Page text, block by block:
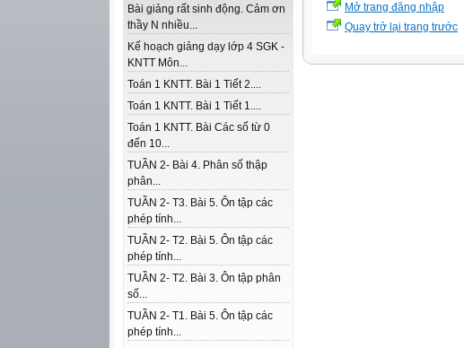
Bài giảng rất sinh động. Cảm ơn
thầy N nhiều...
Kế hoạch giảng dạy lớp 4 SGK -
KNTT Môn...
Toán 1 KNTT. Bài 1 Tiết 2....
Toán 1 KNTT. Bài 1 Tiết 1....
Toán 1 KNTT. Bài Các số từ 0
đến 10...
TUẦN 2- Bài 4. Phân số thập
phân...
TUẦN 2- T3. Bài 5. Ôn tập các
phép tính...
TUẦN 2- T2. Bài 5. Ôn tập các
phép tính...
TUẦN 2- T2. Bài 3. Ôn tập phân
số...
TUẦN 2- T1. Bài 5. Ôn tập các
phép tính...
Mở trang đăng nhập
Quay trở lại trang trước